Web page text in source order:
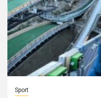
Sport